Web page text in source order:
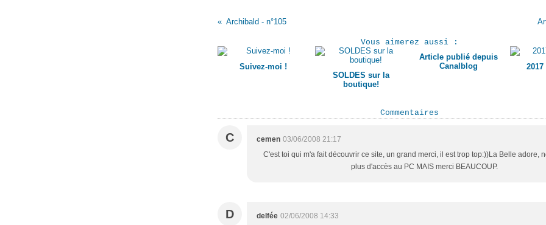
Archibald - n°105
Vous aimerez aussi :
Suivez-moi !
SOLDES sur la
boutique!
Article publié depuis
Canalblog
Commentaires
C cemen 03/06/2008 21:17
C'est toi qui m'a fait découvrir ce site, un grand merci, il est trop top:))La Belle adore,
plus d'accès au PC MAIS merci BEAUCOUP.
D delfée 02/06/2008 14:33